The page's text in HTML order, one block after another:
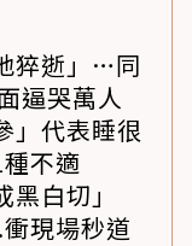
猝逝」…同
逼哭萬人
」代表睡很
不適
白切」
現場秒道